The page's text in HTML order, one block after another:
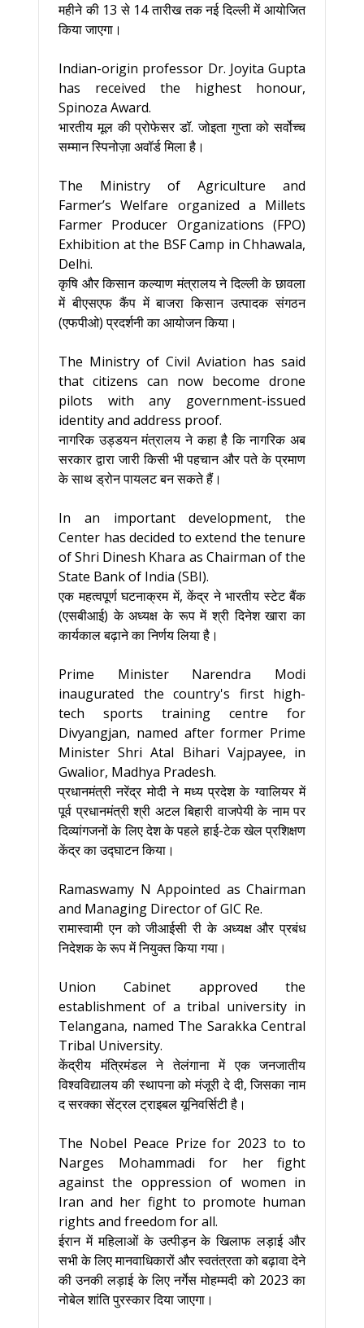
महीने की 13 से 14 तारीख तक नई दिल्ली में आयोजित
किया जाएगा।
Indian-origin professor Dr. Joyita Gupta
has received the highest honour,
Spinoza Award.
भारतीय मूल की प्रोफेसर डॉ. जोइता गुप्ता को सर्वोच्च
सम्मान स्पिनोज़ा अवॉर्ड मिला है।
The Ministry of Agriculture and
Farmer’s Welfare organized a Millets
Farmer Producer Organizations (FPO)
Exhibition at the BSF Camp in Chhawala,
Delhi.
कृषि और किसान कल्याण मंत्रालय ने दिल्ली के छावला
में बीएसएफ कैंप में बाजरा किसान उत्पादक संगठन
(एफपीओ) प्रदर्शनी का आयोजन किया।
The Ministry of Civil Aviation has said
that citizens can now become drone
pilots with any government-issued
identity and address proof.
नागरिक उड्डयन मंत्रालय ने कहा है कि नागरिक अब
सरकार द्वारा जारी किसी भी पहचान और पते के प्रमाण
के साथ ड्रोन पायलट बन सकते हैं।
In an important development, the
Center has decided to extend the tenure
of Shri Dinesh Khara as Chairman of the
State Bank of India (SBI).
एक महत्वपूर्ण घटनाक्रम में, केंद्र ने भारतीय स्टेट बैंक
(एसबीआई) के अध्यक्ष के रूप में श्री दिनेश खारा का
कार्यकाल बढ़ाने का निर्णय लिया है।
Prime Minister Narendra Modi
inaugurated the country's first high-
tech sports training centre for
Divyangjan, named after former Prime
Minister Shri Atal Bihari Vajpayee, in
Gwalior, Madhya Pradesh.
प्रधानमंत्री नरेंद्र मोदी ने मध्य प्रदेश के ग्वालियर में
पूर्व प्रधानमंत्री श्री अटल बिहारी वाजपेयी के नाम पर
दिव्यांगजनों के लिए देश के पहले हाई-टेक खेल प्रशिक्षण
केंद्र का उद्घाटन किया।
Ramaswamy N Appointed as Chairman
and Managing Director of GIC Re.
रामास्वामी एन को जीआईसी री के अध्यक्ष और प्रबंध
निदेशक के रूप में नियुक्त किया गया।
Union Cabinet approved the
establishment of a tribal university in
Telangana, named The Sarakka Central
Tribal University.
केंद्रीय मंत्रिमंडल ने तेलंगाना में एक जनजातीय
विश्वविद्यालय की स्थापना को मंजूरी दे दी, जिसका नाम
द सरक्का सेंट्रल ट्राइबल यूनिवर्सिटी है।
The Nobel Peace Prize for 2023 to to
Narges Mohammadi for her fight
against the oppression of women in
Iran and her fight to promote human
rights and freedom for all.
ईरान में महिलाओं के उत्पीड़न के खिलाफ लड़ाई और
सभी के लिए मानवाधिकारों और स्वतंत्रता को बढ़ावा देने
की उनकी लड़ाई के लिए नर्गेस मोहम्मदी को 2023 का
नोबेल शांति पुरस्कार दिया जाएगा।